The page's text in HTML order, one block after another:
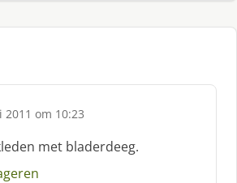
2011 om 10:23
met bladerdeeg.